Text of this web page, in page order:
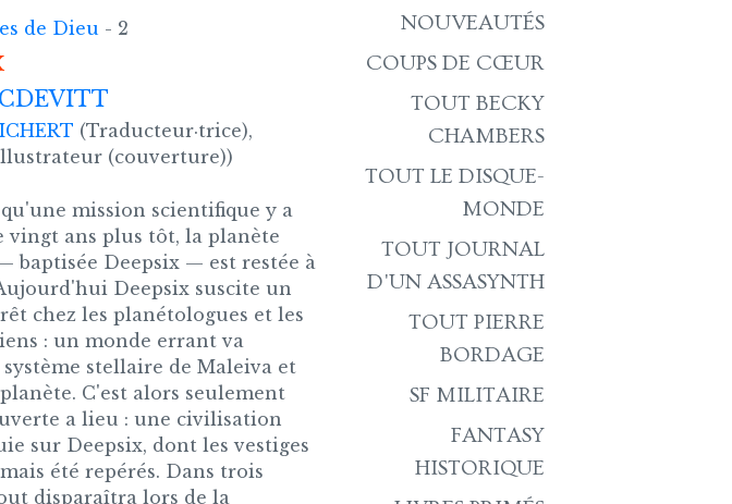
NOUVEAUTÉS
COUPS DE CŒUR
TOUT BECKY
CHAMBERS
TOUT LE DISQUE-
MONDE
TOUT JOURNAL
D'UN ASSASYNTH
TOUT PIERRE
BORDAGE
SF MILITAIRE
FANTASY
HISTORIQUE
de Dieu - 2
(Traducteur·trice),
(couverture))
qu'une mission scientifique y a
vingt ans plus tôt, la planète
baptisée Deepsix — est restée à
Deepsix suscite un
chez les planétologues et les
: un monde errant va
stellaire de Maleiva et
C'est alors seulement
a lieu : une civilisation
sur Deepsix, dont les vestiges
été repérés. Dans trois
disparaîtra lors de la